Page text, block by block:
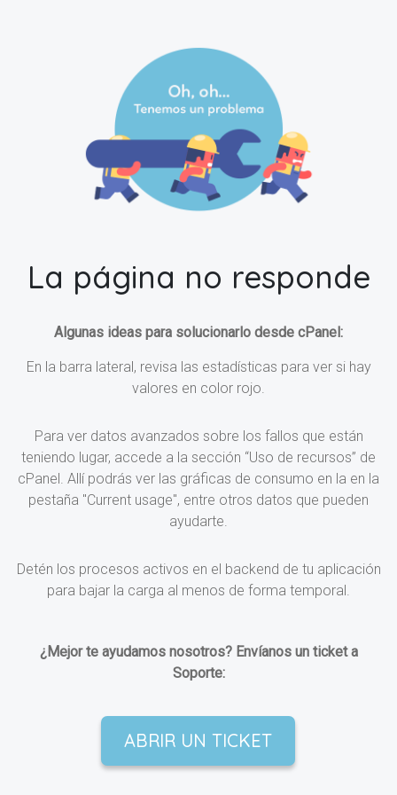
La página no responde
Algunas ideas para solucionarlo desde cPanel:
En la barra lateral, revisa las estadísticas para ver si hay
valores en color rojo.
Para ver datos avanzados sobre los fallos que están
teniendo lugar, accede a la sección “Uso de recursos” de
cPanel. Allí podrás ver las gráficas de consumo en la en la
pestaña "Current usage", entre otros datos que pueden
ayudarte.
Detén los procesos activos en el backend de tu aplicación
para bajar la carga al menos de forma temporal.
¿Mejor te ayudamos nosotros? Envíanos un ticket a
Soporte:
ABRIR UN TICKET